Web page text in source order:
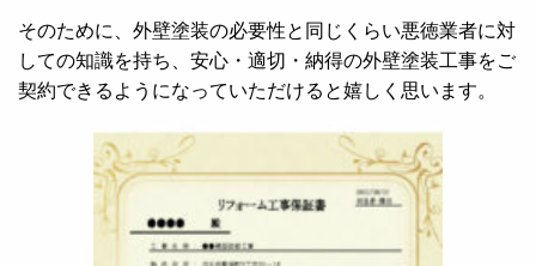
そのために、外壁塗装の必要性と同じくらい悪徳業者に対
しての知識を持ち、安心・適切・納得の外壁塗装工事をご
契約できるようになっていただけると嬉しく思います。